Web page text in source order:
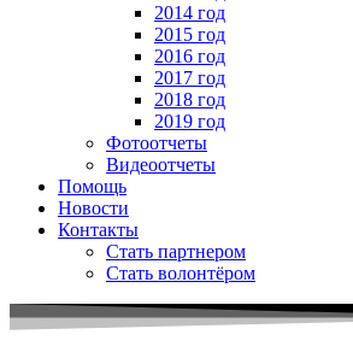
2014 год
2015 год
2016 год
2017 год
2018 год
2019 год
Фотоотчеты
Видеоотчеты
Помощь
Новости
Контакты
Стать партнером
Стать волонтёром